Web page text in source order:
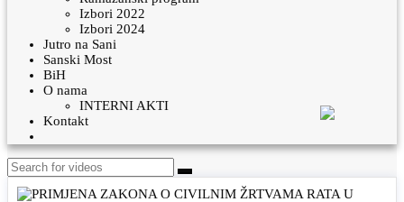
Izbori 2022
Izbori 2024
Jutro na Sani
Sanski Most
BiH
O nama
INTERNI AKTI
Kontakt